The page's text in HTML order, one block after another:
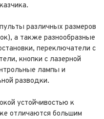
различных размеров
а также разнообразные
переключатели с
кнопки с лазерной
лампы и
разводки.
устойчивостью к
отличаются большим